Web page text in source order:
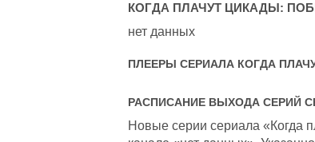
КОГДА ПЛАЧУТ ЦИКАДЫ:
нет данных
ПЛЕЕРЫ СЕРИАЛА КОГДА
РАСПИСАНИЕ ВЫХОДА СЕРИЙ
Новые серии сериала «Когда